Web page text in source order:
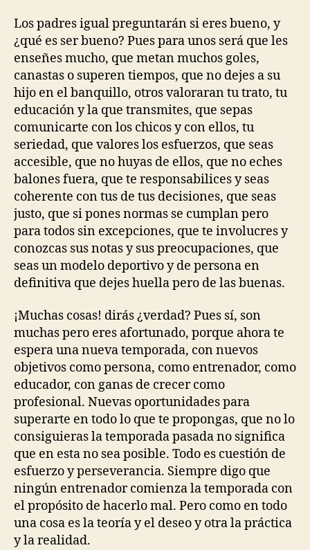
Los padres igual preguntarán si eres bueno, y
¿qué es ser bueno? Pues para unos será que les
enseñes mucho, que metan muchos goles,
canastas o superen tiempos, que no dejes a su
hijo en el banquillo, otros valoraran tu trato, tu
educación y la que transmites, que sepas
comunicarte con los chicos y con ellos, tu
seriedad, que valores los esfuerzos, que seas
accesible, que no huyas de ellos, que no eches
balones fuera, que te responsabilices y seas
coherente con tus de tus decisiones, que seas
justo, que si pones normas se cumplan pero
para todos sin excepciones, que te involucres y
conozcas sus notas y sus preocupaciones, que
seas un modelo deportivo y de persona en
definitiva que dejes huella pero de las buenas.
¡Muchas cosas! dirás ¿verdad? Pues sí, son
muchas pero eres afortunado, porque ahora te
espera una nueva temporada, con nuevos
objetivos como persona, como entrenador, como
educador, con ganas de crecer como
profesional. Nuevas oportunidades para
superarte en todo lo que te propongas, que no lo
consiguieras la temporada pasada no significa
que en esta no sea posible. Todo es cuestión de
esfuerzo y perseverancia. Siempre digo que
ningún entrenador comienza la temporada con
el propósito de hacerlo mal. Pero como en todo
una cosa es la teoría y el deseo y otra la práctica
y la realidad.